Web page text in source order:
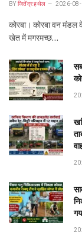
BY जितेंद्र हथेल 2026-08-
कोरबा। कोरबा वन मंडल
खेत में मगरमच्छ…